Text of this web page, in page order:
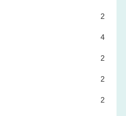
2
4
2
2
2